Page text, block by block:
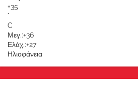
+35
°
C
Μεγ.:+36
Ελάχ.:+27
Ηλιοφάνεια